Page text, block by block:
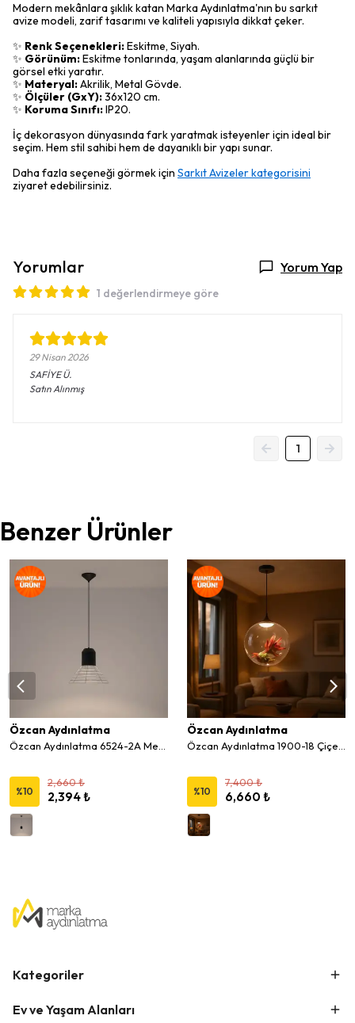
Modern mekânlara şıklık katan Marka Aydınlatma'nın bu sarkıt
avize modeli, zarif tasarımı ve kaliteli yapısıyla dikkat çeker.
✨ Renk Seçenekleri:Eskitme, Siyah.
✨ Görünüm:Eskitme tonlarında, yaşam alanlarında güçlü bir
görsel etki yaratır.
✨ Materyal:Akrilik, Metal Gövde.
✨ Ölçüler (GxY):36x120 cm.
✨ Koruma Sınıfı:IP20.
İç dekorasyon dünyasında fark yaratmak isteyenler için ideal bir
seçim. Hem stil sahibi hem de dayanıklı bir yapı sunar.
Daha fazla seçeneği görmek için Sarkıt Avizeler kategorisini
ziyaret edebilirsiniz.
Yorumlar Yorum Yap
1 değerlendirmeye göre
29 Nisan 2026
SAFİYE Ü.
Satın Alınmış
1
Benzer Ürünler
Özcan Aydınlatma
%10
2,660 ₺
2,394 ₺
Özcan Aydınlatma
%10
7,400 ₺
6,660 ₺
Kategoriler
Ev ve Yaşam Alanları